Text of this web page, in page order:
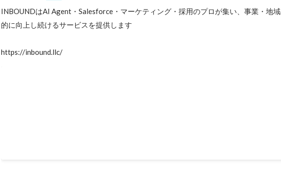
INBOUNDはAI Agent・Salesforce・マーケティング・採用のプロが集い、事業・地
的に向上し続けるサービスを提供します
https://inbound.llc/